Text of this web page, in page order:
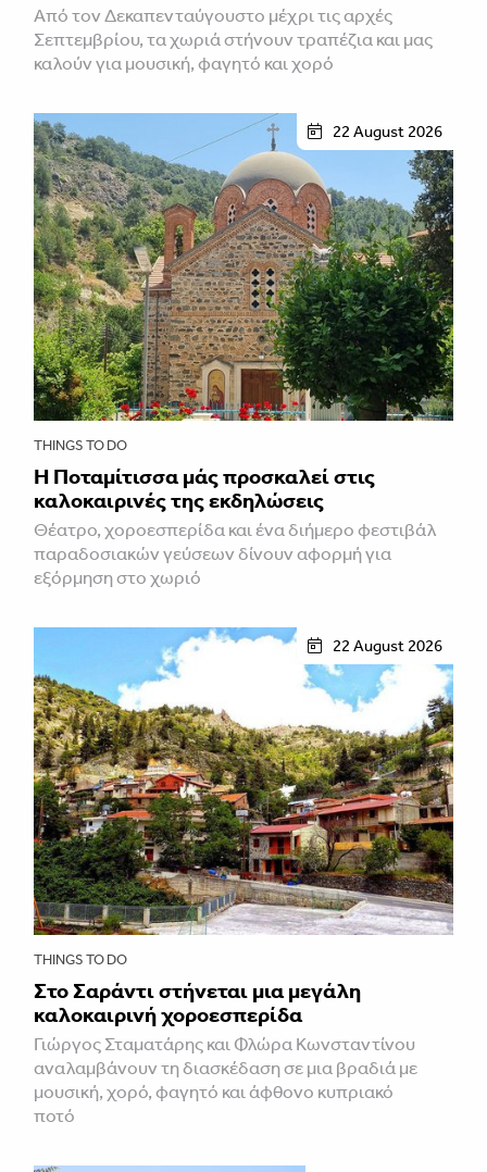
Από τον Δεκαπενταύγουστο μέχρι τις αρχές
Σεπτεμβρίου, τα χωριά στήνουν τραπέζια και μας
καλούν για μουσική, φαγητό και χορό
22 August 2026
THINGS TO DO
Η Ποταμίτισσα μάς προσκαλεί στις
καλοκαιρινές της εκδηλώσεις
Θέατρο, χοροεσπερίδα και ένα διήμερο φεστιβάλ
παραδοσιακών γεύσεων δίνουν αφορμή για
εξόρμηση στο χωριό
22 August 2026
THINGS TO DO
Στο Σαράντι στήνεται μια μεγάλη
καλοκαιρινή χοροεσπερίδα
Γιώργος Σταματάρης και Φλώρα Κωνσταντίνου
αναλαμβάνουν τη διασκέδαση σε μια βραδιά με
μουσική, χορό, φαγητό και άφθονο κυπριακό
ποτό